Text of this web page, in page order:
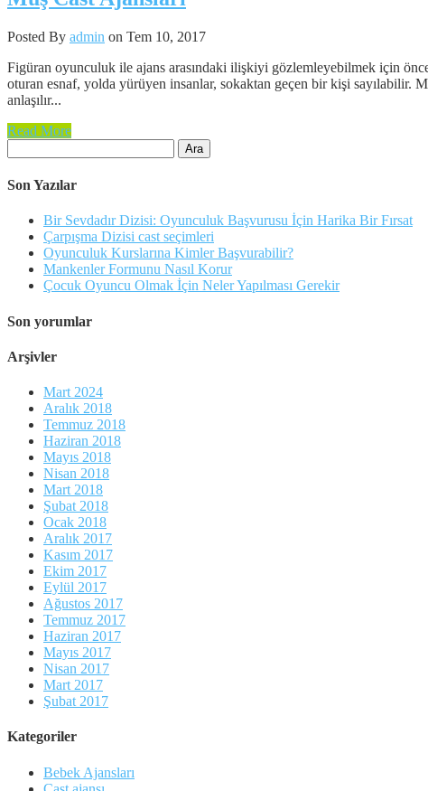
Posted By admin on Tem 10, 2017
Figüran oyunculuk ile ajans arasındaki ilişkiyi gözlemleyebilmek için
oturan esnaf, yolda yürüyen insanlar, sokaktan geçen bir kişi sayılabilir.
anlaşılır...
Read More
Son Yazılar
Bir Sevdadır Dizisi: Oyunculuk Başvurusu İçin Harika Bir Fırsat
Çarpışma Dizisi cast seçimleri
Oyunculuk Kurslarına Kimler Başvurabilir?
Mankenler Formunu Nasıl Korur
Çocuk Oyuncu Olmak İçin Neler Yapılması Gerekir
Son yorumlar
Arşivler
Mart 2024
Aralık 2018
Temmuz 2018
Haziran 2018
Mayıs 2018
Nisan 2018
Mart 2018
Şubat 2018
Ocak 2018
Aralık 2017
Kasım 2017
Ekim 2017
Eylül 2017
Ağustos 2017
Temmuz 2017
Haziran 2017
Mayıs 2017
Nisan 2017
Mart 2017
Şubat 2017
Kategoriler
Bebek Ajansları